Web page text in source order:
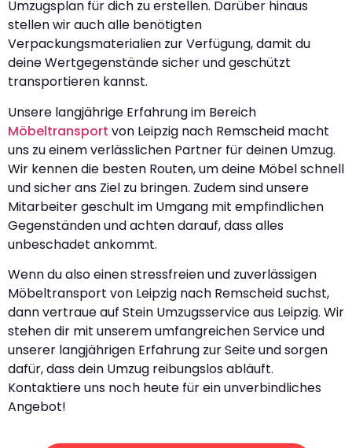
Umzugsplan für dich zu erstellen. Darüber hinaus
stellen wir auch alle benötigten
Verpackungsmaterialien zur Verfügung, damit du
deine Wertgegenstände sicher und geschützt
transportieren kannst.
Unsere langjährige Erfahrung im Bereich
Möbeltransport von Leipzig nach Remscheid macht
uns zu einem verlässlichen Partner für deinen Umzug.
Wir kennen die besten Routen, um deine Möbel schnell
und sicher ans Ziel zu bringen. Zudem sind unsere
Mitarbeiter geschult im Umgang mit empfindlichen
Gegenständen und achten darauf, dass alles
unbeschadet ankommt.
Wenn du also einen stressfreien und zuverlässigen
Möbeltransport von Leipzig nach Remscheid suchst,
dann vertraue auf Stein Umzugsservice aus Leipzig. Wir
stehen dir mit unserem umfangreichen Service und
unserer langjährigen Erfahrung zur Seite und sorgen
dafür, dass dein Umzug reibungslos abläuft.
Kontaktiere uns noch heute für ein unverbindliches
Angebot!